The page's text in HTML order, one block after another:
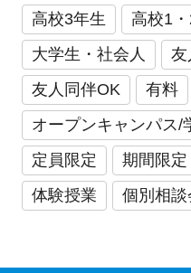
高校3年生
高校1
大学生・社会人
友
友人同伴OK
有料
オープンキャンパス/
定員限定
期間限定
体験授業
個別相談